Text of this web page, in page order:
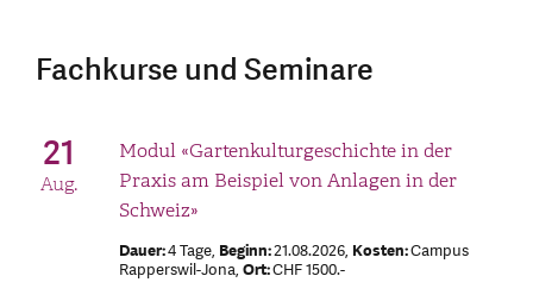
Fachkurse und Seminare
21
Aug.
Modul «Gartenkulturgeschichte in der
Praxis am Beispiel von Anlagen in der
Schweiz»
Dauer:4 Tage, Beginn:21.08.2026, Kosten:Campus
Rapperswil-Jona, Ort:CHF 1500.-